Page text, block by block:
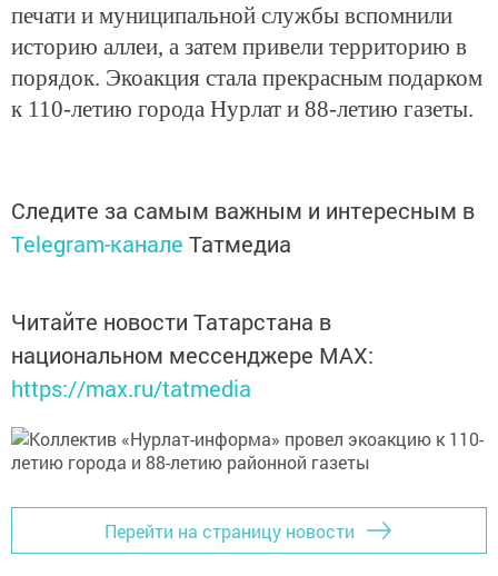
печати и муниципальной службы вспомнили
историю аллеи, а затем привели территорию в
порядок. Экоакция стала прекрасным подарком
к 110-летию города Нурлат и 88-летию газеты.
Следите за самым важным и интересным в
Telegram-канале Татмедиа
Читайте новости Татарстана в
национальном мессенджере MАХ:
https://max.ru/tatmedia
Перейти на страницу новости